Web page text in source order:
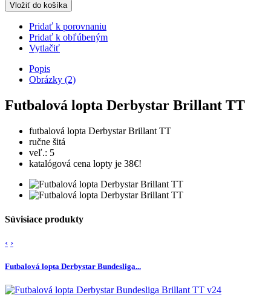
Vložiť do košíka
Pridať k porovnaniu
Pridať k obľúbeným
Vytlačiť
Popis
Obrázky (2)
Futbalová lopta Derbystar Brillant TT
futbalová lopta Derbystar Brillant TT
ručne šitá
veľ.: 5
katalógová cena lopty je 38€!
Súvisiace produkty
‹ ›
Futbalová lopta Derbystar Bundesliga...